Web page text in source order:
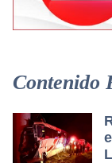
Contenido